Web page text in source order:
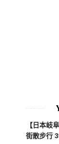
【日本岐
街散步行